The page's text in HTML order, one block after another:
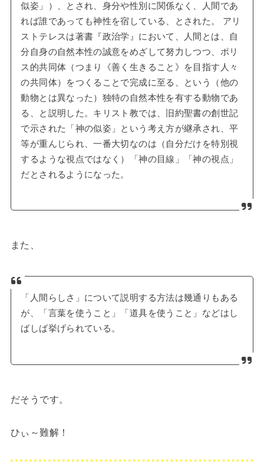
似姿」）、とされ、身分や性別に関係なく、人間であ
れば誰であっても神性を宿している、とされた。 アリ
ストテレスは著書『政治学』において、人間とは、自
分自身の自然本性の誠意をめざして努力しつつ、ポリ
ス的共同体（つまり《善く生きること》を目指す人々
の共同体）をつくることで完成に至る、という（他の
動物とは異なった）独特の自然本性を有する動物であ
る、と説明した。キリスト教では、旧約聖書の創世記
で示された「神の似姿」という考え方が継承され、平
等が重んじられ、一番大切なのは（自分だけを特別視
するような視点ではなく）「神の目線」「神の視点」
だとされるようになった。
また、
「人間らしさ」について説明する方法は幾通りもある
が、「言葉を使うこと」「道具を使うこと」などはし
ばしば挙げられている。
だそうです。
ひぃ～難解！